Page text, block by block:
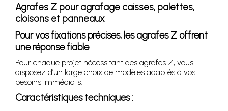
Agrafes Z pour agrafage caisses, palettes,
cloisons et panneaux
Pour vos fixations précises, les agrafes Z offrent
une réponse fiable
Pour chaque projet nécessitant des agrafes Z, vous
disposez d’un large choix de modèles adaptés à vos
besoins immédiats.
Caractéristiques techniques :